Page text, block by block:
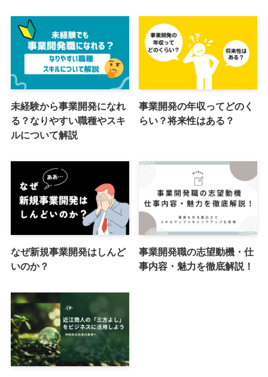
未経験から事業開発になれ
る？なりやすい職種やスキ
ルについて解説
事業開発の年収ってどのく
らい？将来性はある？
なぜ新規事業開発はしんど
いのか？
事業開発職の志望動機・仕
事内容・魅力を徹底解説！